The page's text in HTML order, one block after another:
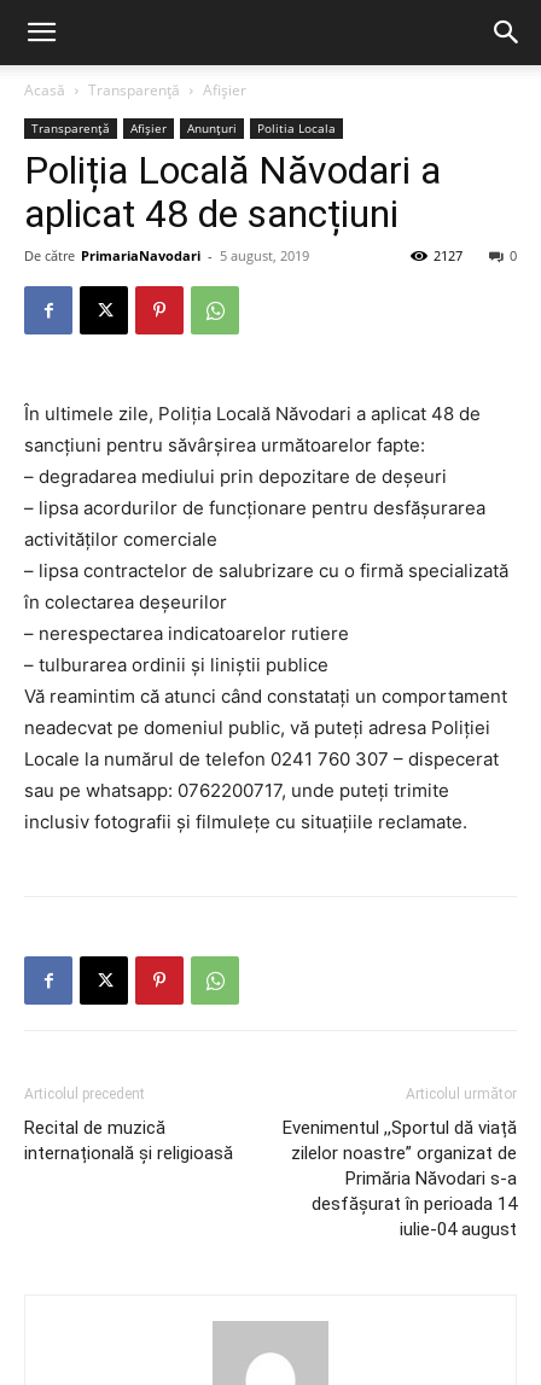
Acasă Transparență Afișier
Transparență Afișier Anunțuri Politia Locala
Poliția Locală Năvodari a
aplicat 48 de sancțiuni
De către PrimariaNavodari - 5 august, 2019 0
2127
În ultimele zile, Poliția Locală Năvodari a aplicat 48 de
sancțiuni pentru săvârșirea următoarelor fapte:
– degradarea mediului prin depozitare de deșeuri
– lipsa acordurilor de funcționare pentru desfășurarea
activităților comerciale
– lipsa contractelor de salubrizare cu o firmă specializată
în colectarea deșeurilor
– nerespectarea indicatoarelor rutiere
– tulburarea ordinii și liniștii publice
Vă reamintim că atunci când constatați un comportament
neadecvat pe domeniul public, vă puteți adresa Poliției
Locale la numărul de telefon 0241 760 307 – dispecerat
sau pe whatsapp: 0762200717, unde puteți trimite
inclusiv fotografii și filmulețe cu situațiile reclamate.
Articolul precedent
Recital de muzică
internațională și religioasă
Articolul următor
Evenimentul ,,Sportul dă viață
zilelor noastre” organizat de
Primăria Năvodari s-a
desfășurat în perioada 14
iulie-04 august